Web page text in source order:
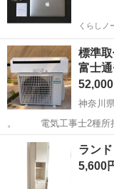
くらしノ
標準
富士
52,000
神奈川
。 電気工事士2種所
ており、材…
神奈川 季
ラン
5,600